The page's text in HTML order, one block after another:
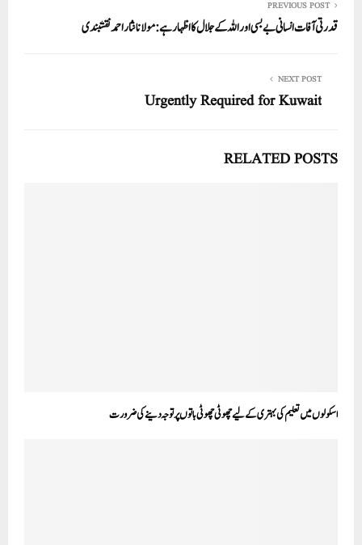
A
pp
ok
r
In PREVIOUS POST
قدرتی آفات انسانی بے بسی اور اللہ کے جلال کا اظہار ہے :مولانا نثار احمد نقشبندی
NEXT POST
Urgently Required for Kuwait
RELATED POSTS
اسکولوں میں تعلیم کی بہتری کے لیے چھوٹی چھوٹی باتوں پر توجہ دینے کی ضرورت